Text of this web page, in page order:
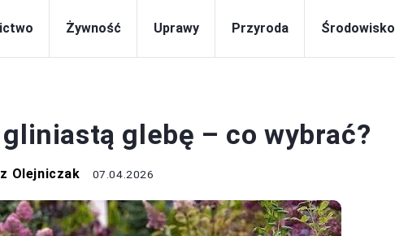
Żywność Uprawy Przyroda Środowisko
glebę – co wybrać?
Olejniczak 07.04.2026